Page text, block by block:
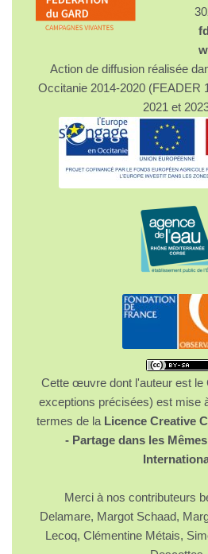
Action de diffusion réalisée
Occitanie 2014-2020 (FEADER
2021 et
Cette œuvre dont l'auteur est le
exceptions précisées) est mise
termes de la Licence Creative
- Partage dans les
Merci à nos contributeurs
Delamare, Margot Schaad,
Lecoq, Clémentine Métais,